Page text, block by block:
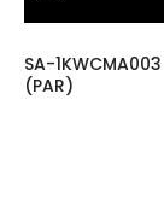
SA-1KWCMA003
(PAR)